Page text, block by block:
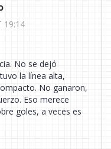
19:14
No se dejó
la línea alta,
No ganaron,
Eso merece
goles, a veces es